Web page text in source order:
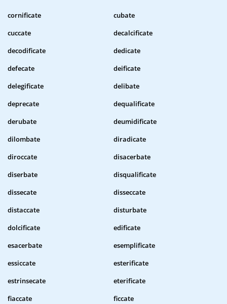
cornificate
cubate
cuccate
decalcificate
decodificate
dedicate
defecate
deificate
delegificate
delibate
deprecate
dequalificate
derubate
deumidificate
dilombate
diradicate
diroccate
disacerbate
diserbate
disqualificate
dissecate
disseccate
distaccate
disturbate
dolcificate
edificate
esacerbate
esemplificate
essiccate
esterificate
estrinsecate
eterificate
fiaccate
ficcate